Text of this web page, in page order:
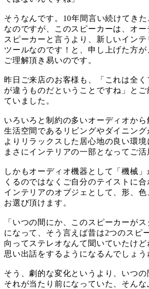
そうなんです。10年間言い続けてきた
なのですが、このスピーカーは、オー
スピーカーと言うより、新しいインテ
ツールなのです！と、申し上げた方が
ご理解頂き易いのです。
昨日ご来店のお客様も、「これは全く
が違うものだということですね」とご
ていました。
いろいろと制約の多いオーディオから
生活空間であるリビングやダイニング
よりリラックスした居心地の良い環境
まさにインテリアの一部となってご活
しかもオーディオ機器として「機械」
くるのではなくご自分のテイストに合
インテリアのオブジェとして、形、色
お選び頂けます。
「いつの間にか、このスピーカーがス
になって、そう言えば昔は2つのスピ
向ってステレオなんて聞いていたけど
思い出話をするようになるんでしょう
そう、劇的な変化というより、いつの
それが当たり前になっていた、そんな